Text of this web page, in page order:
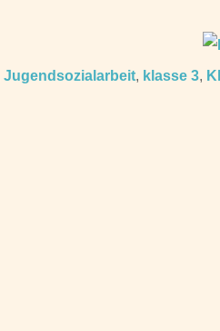
Jugendsozialarbeit, klasse 3,